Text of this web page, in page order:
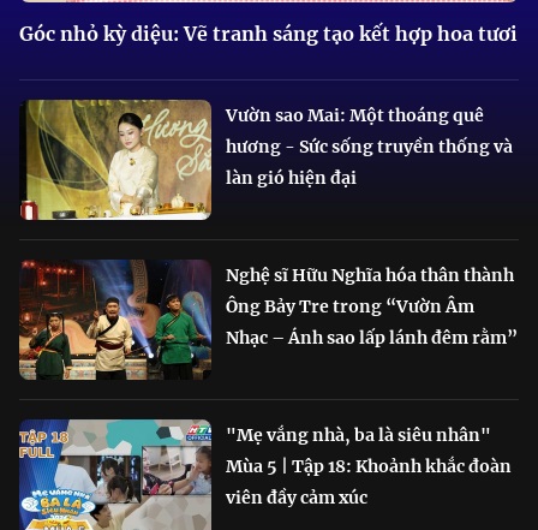
Góc nhỏ kỳ diệu: Vẽ tranh sáng tạo kết hợp hoa tươi
Vườn sao Mai: Một thoáng quê
hương - Sức sống truyền thống và
làn gió hiện đại
Nghệ sĩ Hữu Nghĩa hóa thân thành
Ông Bảy Tre trong “Vườn Âm
Nhạc – Ánh sao lấp lánh đêm rằm”
"Mẹ vắng nhà, ba là siêu nhân"
Mùa 5 | Tập 18: Khoảnh khắc đoàn
viên đầy cảm xúc